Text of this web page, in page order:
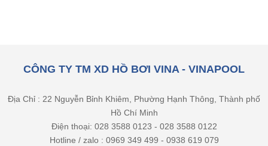
CÔNG TY TM XD HỒ BƠI VINA - VINAPOOL
Địa Chỉ : 22 Nguyễn Bỉnh Khiêm, Phường Hạnh Thông, Thành phố
Hồ Chí Minh
Điện thoại: 028 3588 0123 - 028 3588 0122
Hotline / zalo : 0969 349 499 - 0938 619 079